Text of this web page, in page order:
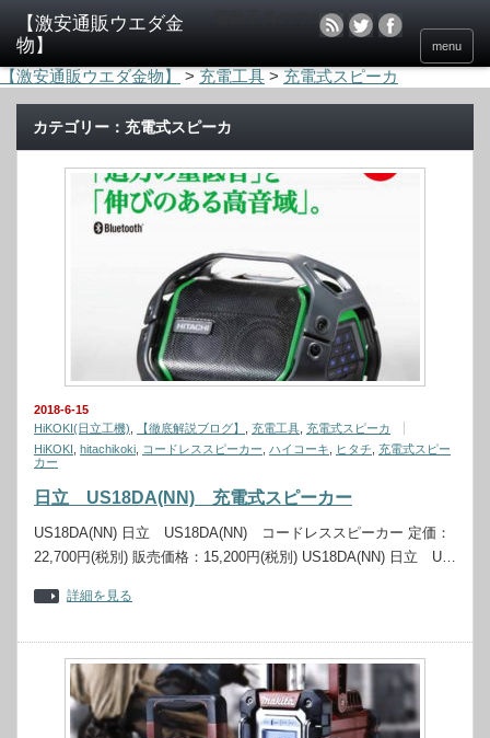
電動工具のウエダ金物
menu
【激安通販ウエダ金物】 > 充電工具 > 充電式スピーカ
カテゴリー：充電式スピーカ
2018-6-15
HiKOKI(日立工機)
【徹底解説ブログ】 充電工具 充電式スピーカ
HiKOKI hitachikoki コードレススピーカー ハイコーキ ヒタチ 充電式スピー
カー
日立 US18DA(NN) 充電式スピーカー
US18DA(NN) 日立 US18DA(NN) コードレススピーカー 定価：
22,700円(税別) 販売価格：15,200円(税別) US18DA(NN) 日立 U…
詳細を見る